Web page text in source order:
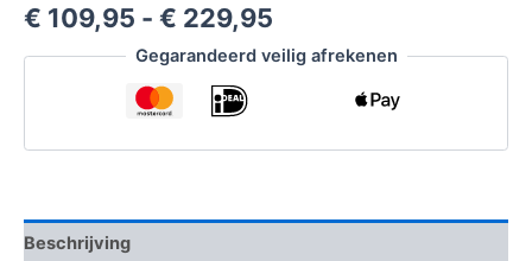
€ 109,95 - € 229,95
€ 109,95
€ 229,95
Gegarandeerd veilig afrekenen
Beschrijving